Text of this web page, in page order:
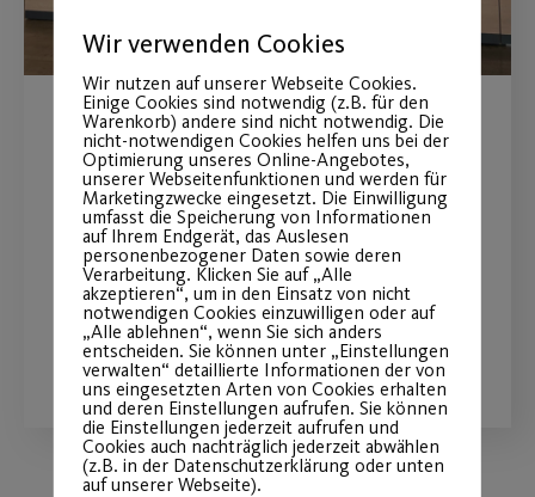
2. Platz beim Förderpreis
der VR Bank
Ehrung in der Kategorie Bank & Jugend
2023
WEITERLESEN
Wir verwenden Cookies
Wir nutzen auf unserer Webseite Cookies.
Einige Cookies sind notwendig (z.B. für den
Warenkorb) andere sind nicht notwendig. Die
nicht-notwendigen Cookies helfen uns bei der
Optimierung unseres Online-Angebotes,
unserer Webseitenfunktionen und werden für
Marketingzwecke eingesetzt. Die Einwilligung
umfasst die Speicherung von Informationen
auf Ihrem Endgerät, das Auslesen
personenbezogener Daten sowie deren
Verarbeitung. Klicken Sie auf „Alle
akzeptieren“, um in den Einsatz von nicht
notwendigen Cookies einzuwilligen oder auf
„Alle ablehnen“, wenn Sie sich anders
entscheiden. Sie können unter „Einstellungen
verwalten“ detaillierte Informationen der von
uns eingesetzten Arten von Cookies erhalten
und deren Einstellungen aufrufen. Sie können
die Einstellungen jederzeit aufrufen und
Cookies auch nachträglich jederzeit abwählen
(z.B. in der Datenschutzerklärung oder unten
auf unserer Webseite).